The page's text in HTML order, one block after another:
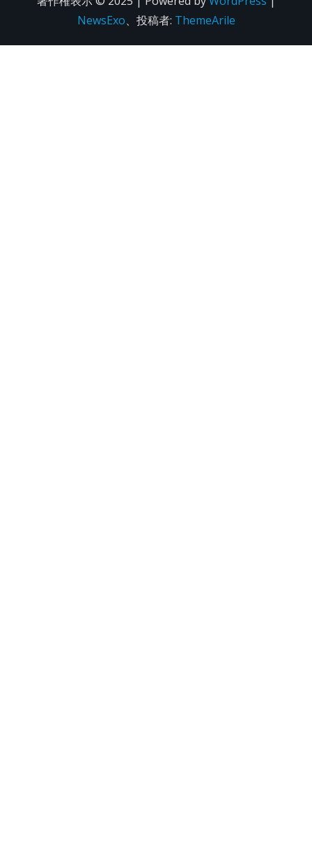
NewsExo、投稿者: ThemeArile